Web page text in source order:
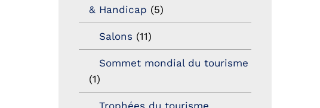
& Handicap (5)
Salons (11)
Sommet mondial du tourisme
(1)
Trophées du tourisme